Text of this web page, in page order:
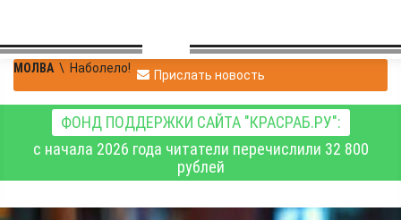
МОЛВА \ Наболело! Прислать новость
ФОНД ПОДДЕРЖКИ САЙТА "КРАСРАБ.РУ":
с начала 2026 года читатели перечислили 32 800
рублей